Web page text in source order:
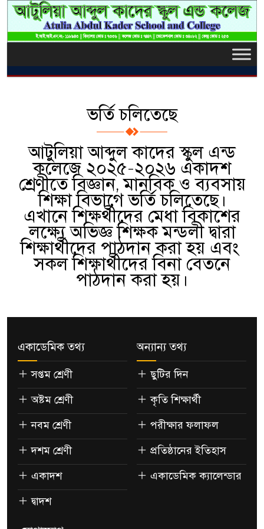
ভর্তি চলিতেছে
আটুলিয়া আব্দুল কাদের স্কুল এন্ড
কলেজে ২০২৫-২০২৬ একাদশ
শ্রেণীতে বিজ্ঞান, মানবিক ও ব্যবসায়
শিক্ষা বিভাগে ভর্তি চলিতেছে।
এখানে শিক্ষর্থীদের মেধা বিকাশের
লক্ষ্যে অভিজ্ঞ শিক্ষক মন্ডলী দ্বারা
শিক্ষার্থীদের পাঠদান করা হয় এবং
সকল শিক্ষার্থীদের বিনা বেতনে
পাঠদান করা হয়।
একাডেমিক তথ্য
সপ্তম শ্রেণী
অষ্টম শ্রেণী
নবম শ্রেণী
দশম শ্রেণী
একাদশ
দ্বাদশ
অন্যান্য তথ্য
ছুটির দিন
কৃতি শিক্ষার্থী
পরীক্ষার ফলাফল
প্রতিষ্ঠানের ইতিহাস
একাডেমিক ক্যালেন্ডার